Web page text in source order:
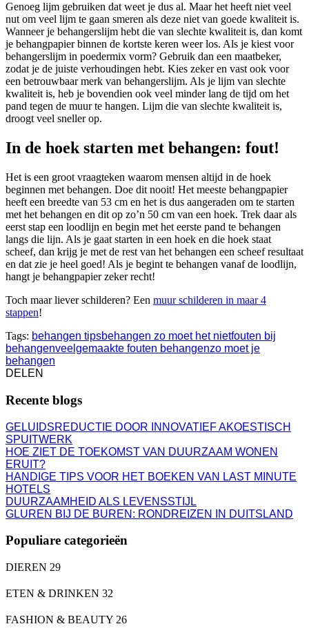
Genoeg lijm gebruiken dat weet je dus al. Maar het heeft niet veel
nut om veel lijm te gaan smeren als deze niet van goede kwaliteit is.
Wanneer je behangerslijm hebt die van slechte kwaliteit is, dan komt
je behangpapier binnen de kortste keren weer los. Als je kiest voor
behangerslijm in poedermix vorm? Gebruik dan een maatbeker,
zodat je de juiste verhoudingen hebt. Kies zeker en vast ook voor
een betrouwbaar merk van behangerslijm. Als je lijm van slechte
kwaliteit is, heb je bovendien ook veel minder lang de tijd om het
pand tegen de muur te hangen. Lijm die van slechte kwaliteit is,
droogt veel sneller op.
In de hoek starten met behangen: fout!
Het is een groot vraagteken waarom mensen altijd in de hoek
beginnen met behangen. Doe dit nooit! Het meeste behangpapier
heeft een breedte van 53 cm en het is dus aangeraden om te starten
met het behangen en dit op zo’n 50 cm van een hoek. Trek daar als
eerst stap een loodlijn en begin met het eerste pand te behangen
langs die lijn. Als je gaat starten in een hoek en die hoek staat
scheef, dan krijg je met de rest van het behangen een scheef resultaat
en dat zie je heel goed! Als je begint te behangen vanaf de loodlijn,
hangt je behangpapier zeker recht!
Toch maar liever schilderen? Een muur schilderen in maar 4
stappen!
Tags: behangen tipsbehangen zo moet het nietfouten bij
behangenveelgemaakte fouten behangenzo moet je
behangen
DELEN
Recente blogs
GELUIDSREDUCTIE DOOR INNOVATIEF AKOESTISCH
SPUITWERK
HOE ZIET DE TOEKOMST VAN DUURZAAM WONEN
ERUIT?
HANDIGE TIPS VOOR HET BOEKEN VAN LAST MINUTE
HOTELS
DUURZAAMHEID ALS LEVENSSTIJL
GLUREN BIJ DE BUREN: RONDREIZEN IN DUITSLAND
Populiare categorieën
DIEREN 29
ETEN & DRINKEN 32
FASHION & BEAUTY 26